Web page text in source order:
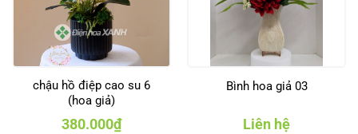
chậu hồ điệp cao su 6
(hoa giả)
380.000₫
Bình hoa giả 03
Liên hệ